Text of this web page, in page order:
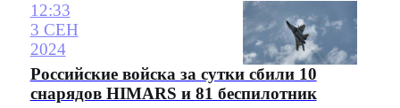
12:33
3 СЕН
2024
Российские войска за сутки сбили 10
снарядов HIMARS и 81 беспилотник